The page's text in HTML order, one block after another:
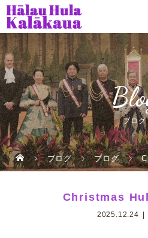
ブログ
ブログ ブログ
Christmas
2025.12.24